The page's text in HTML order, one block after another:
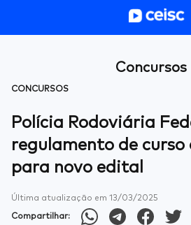
Concursos
CONCURSOS
Polícia Rodoviária
regulamento de
para novo edital
Última atualização em 13/03/2025
Compartilhar: